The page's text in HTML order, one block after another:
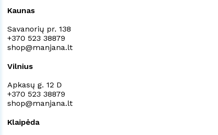
Kaunas
Savanorių pr. 138
+370 523 38879
shop@manjana.lt
Vilnius
Apkasų g. 12 D
+370 523 38879
shop@manjana.lt
Klaipėda